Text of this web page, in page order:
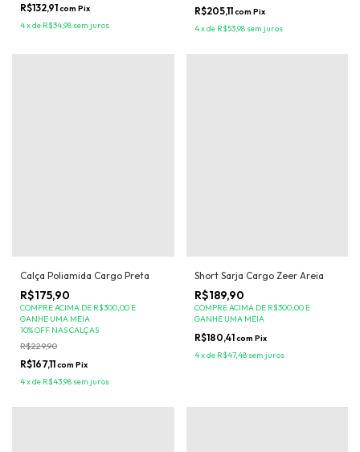
R$132,91com Pix
4xde R$34,98 sem juros
R$205,11com Pix
4xde R$53,98 sem juros
Calça Poliamida Cargo Preta
R$175,90
COMPRE ACIMA DE R$300,00 E
GANHE UMA MEIA
10% OFF NAS CALÇAS
R$229,90
R$167,11com Pix
4xde R$43,98 sem juros
Short Sarja Cargo Zeer Areia
R$189,90
COMPRE ACIMA DE R$300,00 E
GANHE UMA MEIA
R$180,41com Pix
4xde R$47,48 sem juros